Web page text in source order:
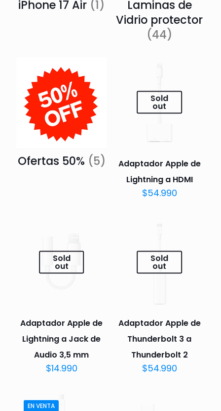
iPhone 17 Air (1)
Laminas de
Vidrio protector
(44)
Ofertas 50% (5)
Sold
out
Adaptador Apple de
Lightning a HDMI
$54.990
Sold
out
Adaptador Apple de
Lightning a Jack de
Audio 3,5 mm
$14.990
Sold
out
Adaptador Apple de
Thunderbolt 3 a
Thunderbolt 2
$54.990
EN VENTA